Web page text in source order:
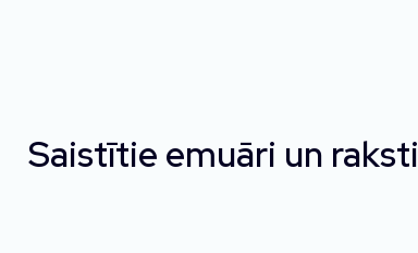
Saistītie emuāri un raksti